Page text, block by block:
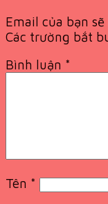
Email của bạn
Các trường bắt
Bình luận *
Tên *